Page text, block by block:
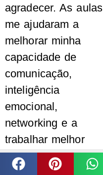
agradecer. As aulas
me ajudaram a
melhorar minha
capacidade de
comunicação,
inteligência
emocional,
networking e a
trabalhar melhor
minha
autenticidade,